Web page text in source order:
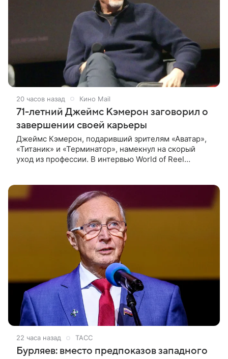
20 часов назад Кино Mail
71-летний Джеймс Кэмерон заговорил о
завершении своей карьеры
Джеймс Кэмерон, подаривший зрителям «Аватар»,
«Титаник» и «Терминатор», намекнул на скорый
уход из профессии. В интервью World of Reel
22 часа назад ТАСС
Бурляев: вместо предпоказов западного